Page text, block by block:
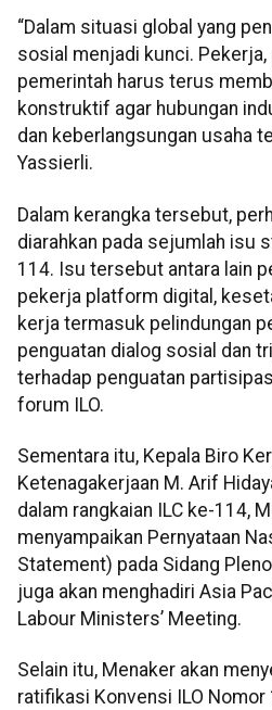
“Dalam situasi global yang
sosial menjadi kunci. Pekerja,
pemerintah harus terus
konstruktif agar hubungan
dan keberlangsungan usaha
Yassierli.
Dalam kerangka tersebut,
diarahkan pada sejumlah isu
114. Isu tersebut antara lain
pekerja platform digital,
kerja termasuk pelindungan
penguatan dialog sosial dan
terhadap penguatan
forum ILO.
Sementara itu, Kepala Biro
Ketenagakerjaan M. Arif
dalam rangkaian ILC ke-114,
menyampaikan Pernyataan
Statement) pada Sidang
juga akan menghadiri Asia
Labour Ministers’ Meeting.
Selain itu, Menaker akan
ratifikasi Konvensi ILO